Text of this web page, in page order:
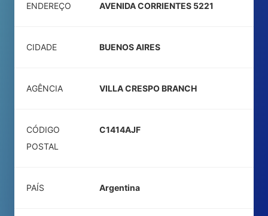
ENDEREÇO AVENIDA CORRIENTES 5221
CIDADE BUENOS AIRES
AGÊNCIA VILLA CRESPO BRANCH
CÓDIGO
POSTAL
C1414AJF
PAÍS Argentina